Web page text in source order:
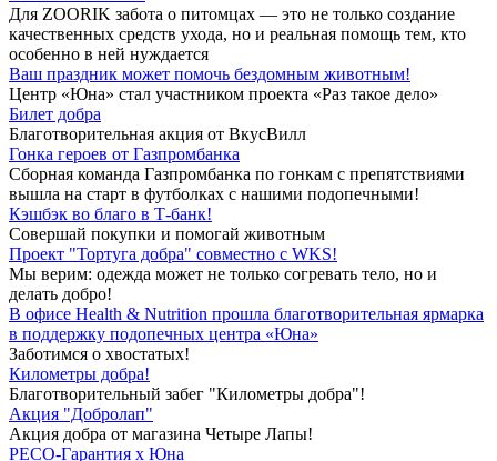
Для ZOORIK забота о питомцах — это не только создание
качественных средств ухода, но и реальная помощь тем, кто
особенно в ней нуждается
Ваш праздник может помочь бездомным животным!
Центр «Юна» стал участником проекта «Раз такое дело»
Билет добра
Благотворительная акция от ВкусВилл
Гонка героев от Газпромбанка
Сборная команда Газпромбанка по гонкам с препятствиями
вышла на старт в футболках с нашими подопечными!
Кэшбэк во благо в Т-банк!
Совершай покупки и помогай животным
Проект "Тортуга добра" совместно с WKS!
Мы верим: одежда может не только согревать тело, но и
делать добро!
В офисе Health & Nutrition прошла благотворительная ярмарка
в поддержку подопечных центра «Юна»
Заботимся о хвостатых!
Километры добра!
Благотворительный забег "Километры добра"!
Акция "Добролап"
Акция добра от магазина Четыре Лапы!
РЕСО-Гарантия х Юна